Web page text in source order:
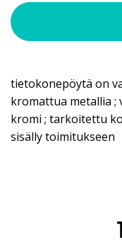
tietokonepöytä on
kromattua metallia ;
kromi ; tarkoitettu
sisälly toimitukseen